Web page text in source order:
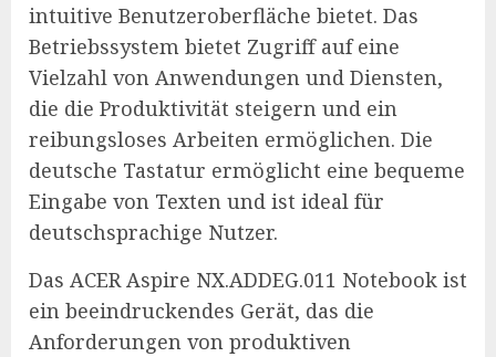
intuitive Benutzeroberfläche bietet. Das
Betriebssystem bietet Zugriff auf eine
Vielzahl von Anwendungen und Diensten,
die die Produktivität steigern und ein
reibungsloses Arbeiten ermöglichen. Die
deutsche Tastatur ermöglicht eine bequeme
Eingabe von Texten und ist ideal für
deutschsprachige Nutzer.
Das ACER Aspire NX.ADDEG.011 Notebook ist
ein beeindruckendes Gerät, das die
Anforderungen von produktiven